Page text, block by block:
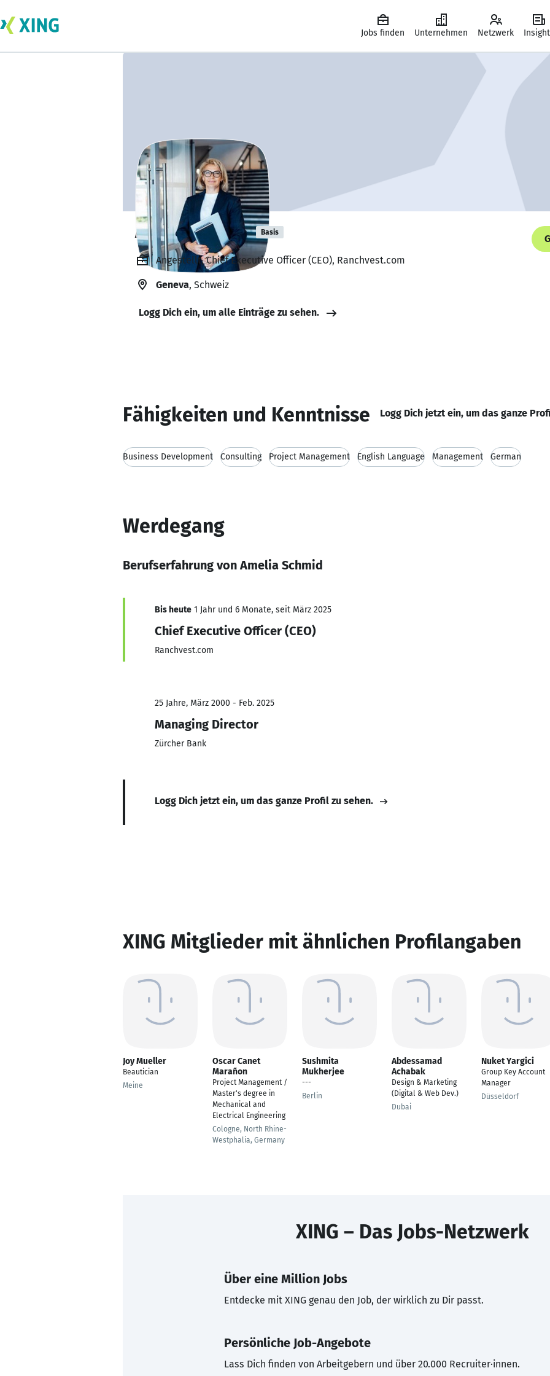
Jobs finden Unternehmen Netzwerk
Amelia Schmid Basis
Angestellt, Chief Executive Officer (CEO), Ranchvest.com
Geneva, Schweiz
Logg Dich ein, um alle Einträge zu sehen.
Fähigkeiten und Kenntnisse Logg Dich jetzt ein, um das ganze
Business Development Consulting Project Management English Language Management German
Werdegang
Berufserfahrung von Amelia Schmid
Bis heute 1 Jahr und 6 Monate, seit März 2025
Chief Executive Officer (CEO)
Ranchvest.com
25 Jahre, März 2000 - Feb. 2025
Managing Director
Zürcher Bank
Logg Dich jetzt ein, um das ganze Profil zu sehen.
XING Mitglieder mit ähnlichen Profilangaben
Joy Mueller
Beautician
Meine
Oscar Canet
Marañon
Project Management /
Master's degree in
Mechanical and
Electrical Engineering
Cologne, North Rhine-
Westphalia, Germany
Sushmita
Mukherjee
---
Berlin
Abdessamad
Achabak
Design & Marketing
(Digital & Web Dev.)
Dubai
Nuket Yargici
Group Key Account
Manager
Düsseldorf
XING – Das Jobs-Netzwerk
Über eine Million Jobs
Entdecke mit XING genau den Job, der wirklich zu Dir passt.
Persönliche Job-Angebote
Lass Dich finden von Arbeitgebern und über 20.000 Recruiter·innen.